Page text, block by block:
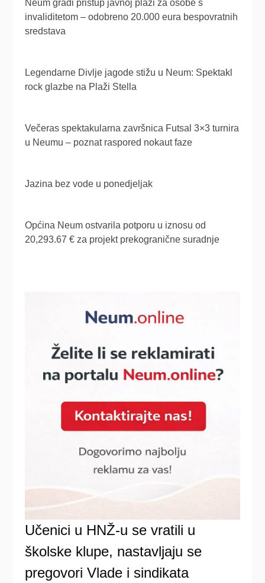
Učenici u HNŽ-u se vratili u
školske klupe, nastavljaju se
pregovori Vlade i sindikata
Neum gradi pristup javnoj plaži za osobe s
invaliditetom – odobreno 20.000 eura bespovratnih
sredstava
Legendarne Divlje jagode stižu u Neum: Spektakl
rock glazbe na Plaži Stella
Večeras spektakularna završnica Futsal 3×3 turnira
u Neumu – poznat raspored nokaut faze
Jazina bez vode u ponedjeljak
Općina Neum ostvarila potporu u iznosu od
20,293.67 € za projekt prekogranične suradnje